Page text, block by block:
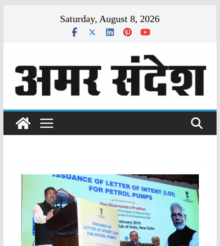
Saturday, August 8, 2026